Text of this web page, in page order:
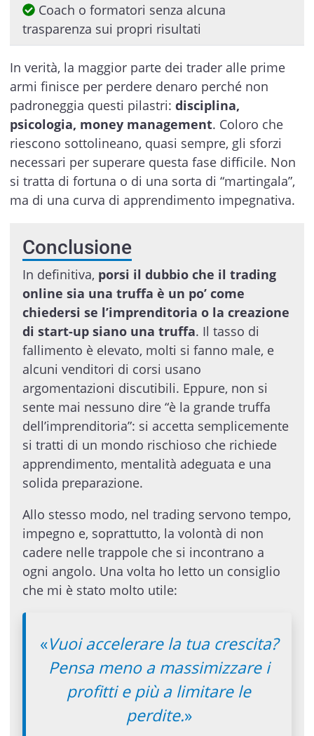
Coach o formatori senza alcuna
trasparenza sui propri risultati
In verità, la maggior parte dei trader alle prime
armi finisce per perdere denaro perché non
padroneggia questi pilastri: disciplina,
psicologia, money management. Coloro che
riescono sottolineano, quasi sempre, gli sforzi
necessari per superare questa fase difficile. Non
si tratta di fortuna o di una sorta di “martingala”,
ma di una curva di apprendimento impegnativa.
Conclusione
In definitiva, porsi il dubbio che il trading
online sia una truffa è un po’ come
chiedersi se l’imprenditoria o la creazione
di start-up siano una truffa. Il tasso di
fallimento è elevato, molti si fanno male, e
alcuni venditori di corsi usano
argomentazioni discutibili. Eppure, non si
sente mai nessuno dire “è la grande truffa
dell’imprenditoria”: si accetta semplicemente
si tratti di un mondo rischioso che richiede
apprendimento, mentalità adeguata e una
solida preparazione.
Allo stesso modo, nel trading servono tempo,
impegno e, soprattutto, la volontà di non
cadere nelle trappole che si incontrano a
ogni angolo. Una volta ho letto un consiglio
che mi è stato molto utile:
«Vuoi accelerare la tua crescita?
Pensa meno a massimizzare i
profitti e più a limitare le
perdite.»